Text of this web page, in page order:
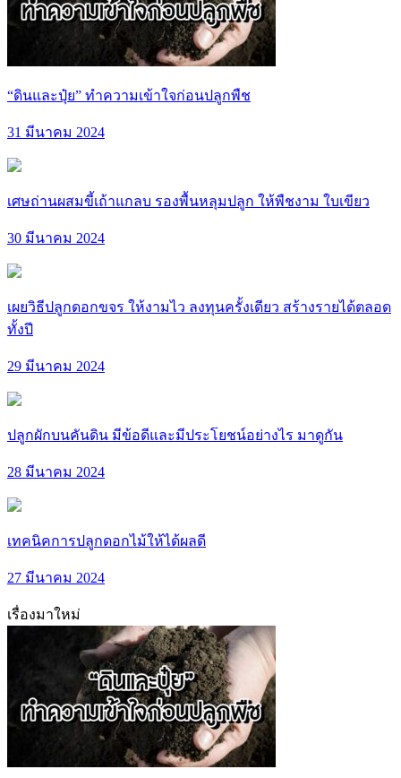
“ดินและปุ๋ย” ทำความเข้าใจก่อนปลูกพืช
31 มีนาคม 2024
เศษถ่านผสมขี้เถ้าแกลบ รองพื้นหลุมปลูก ให้พืชงาม ใบเขียว
30 มีนาคม 2024
เผยวิธีปลูกดอกขจร ให้งามไว ลงทุนครั้งเดียว สร้างรายได้ตลอด
ทั้งปี
29 มีนาคม 2024
ปลูกผักบนคันดิน มีข้อดีและมีประโยชน์อย่างไร มาดูกัน
28 มีนาคม 2024
เทคนิคการปลูกดอกไม้ให้ได้ผลดี
27 มีนาคม 2024
เรื่องมาใหม่